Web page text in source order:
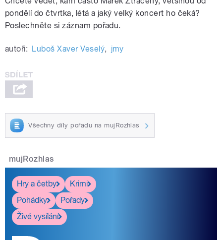
pondělí do čtvrtka, létá a jaký velký koncert ho čeká?
Poslechněte si záznam pořadu.
autoři: Luboš Xaver Veselý, jmy
Všechny díly pořadu na mujRozhlas
mujRozhlas
Hry a četby
Krimi
Pohádky
Pořady
Živé vysílání